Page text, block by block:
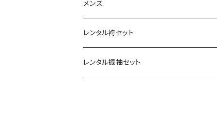
コート
草履・下駄
草履
雪駄
小物
帯揚
KIMONOanne.コラボ
モダンアンテナ
ROBE JAPONICA
井原デニム
球団承認カープ浴衣
サンフレッチェ広島浴衣
浴衣小物
袷
羽織・コート
羽織
コート
帯
名古屋帯
半巾帯
小物
帯揚
草履・下駄
メンズ
レンタル袴セット
レンタル振袖セット